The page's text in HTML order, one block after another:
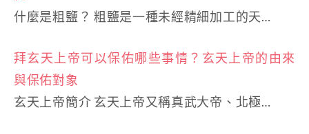
什麼是粗鹽？ 粗鹽是一種未經精細加工的天…
拜玄天上帝可以保佑哪些事情？玄天上帝的由來
與保佑對象
玄天上帝簡介 玄天上帝又稱真武大帝、北極…